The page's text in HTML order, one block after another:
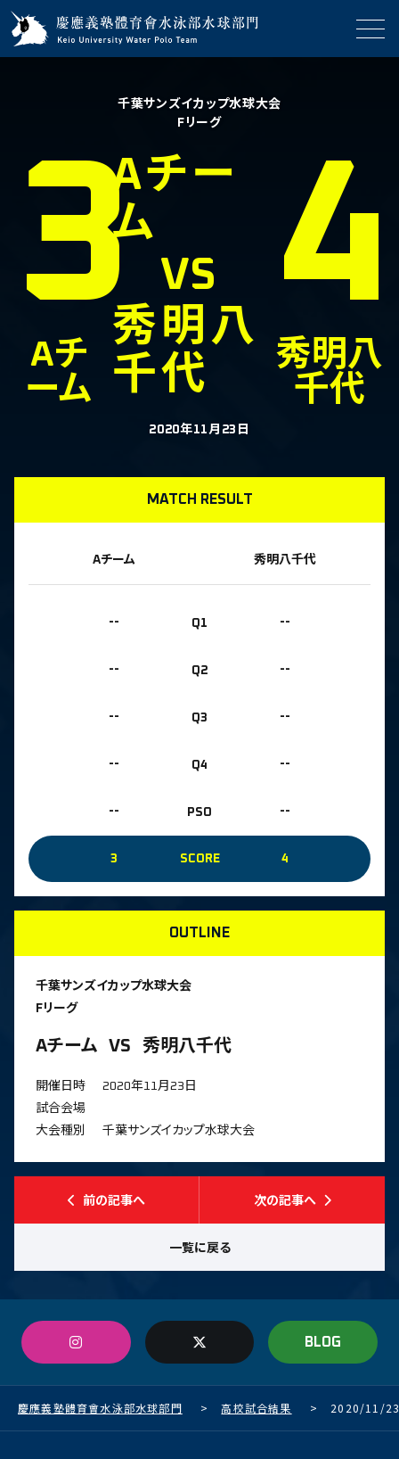
千葉サンズイカップ水球大会
Fリーグ
3
Aチ
ーム
Aチー
ム
VS
秀明八
千代
4
秀明八
千代
2020年11月23日
MATCH RESULT
Aチーム 秀明八千代
-- Q1 --
-- Q2 --
-- Q3 --
-- Q4 --
-- PSO --
3 SCORE 4
OUTLINE
千葉サンズイカップ水球大会
Fリーグ
Aチーム VS 秀明八千代
開催日時
2020年11月23日
試合会場
大会種別
千葉サンズイカップ水球大会
前の記事へ
一覧に戻る
次の記事へ
BLOG
慶應義塾體育會水泳部水球部門 > 高校試合結果 > 2020/11/23